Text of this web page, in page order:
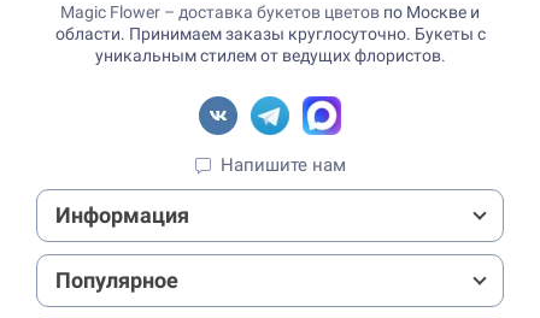
Magic Flower – доставка букетов цветов по Москве и
области. Принимаем заказы круглосуточно. Букеты с
уникальным стилем от ведущих флористов.
Напишите нам
Информация
Популярное